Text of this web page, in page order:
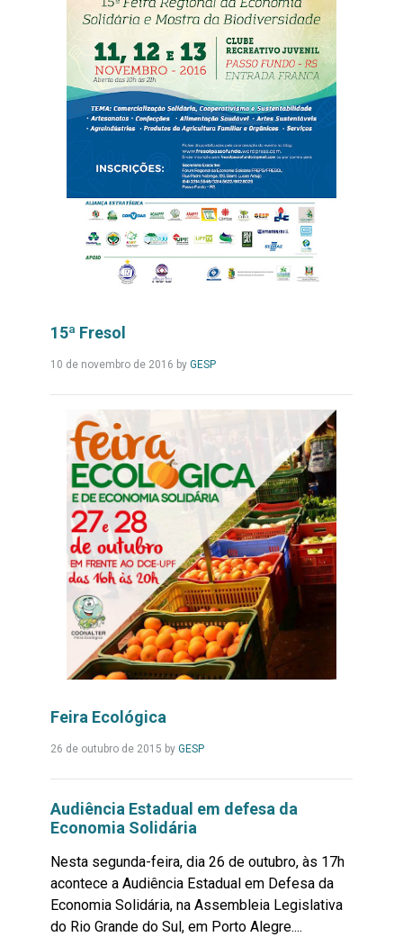
15ª Fresol
10 de novembro de 2016 by GESPLeia
Feira Ecológica
26 de outubro de 2015 by GESPLeia
Audiência Estadual em defesa da
Economia Solidária
Nesta segunda-feira, dia 26 de outubro, às 17h
acontece a Audiência Estadual em Defesa da
Economia Solidária, na Assembleia Legislativa
do Rio Grande do Sul, em Porto Alegre....